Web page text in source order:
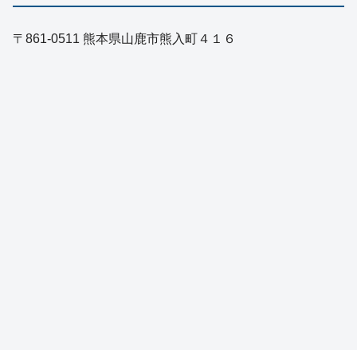
〒861-0511 熊本県山鹿市熊入町４１６